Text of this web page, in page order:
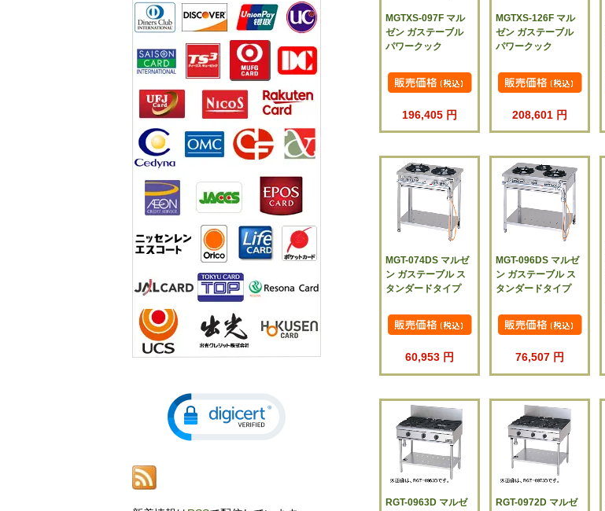
MGTXS-097F マル
ゼン ガステーブル
パワークック
196,405 円
MGTXS-126F マル
ゼン ガステーブル
パワークック
208,601 円
MGT-074DS マルゼ
ン ガステーブル ス
タンダードタイプ
60,953 円
MGT-096DS マルゼ
ン ガステーブル ス
タンダードタイプ
76,507 円
RGT-0963D マルゼ RGT-0972D マルゼ